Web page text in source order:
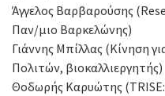
Άγγελος Βαρβαρούσης
Παν/μιο Βαρκελώνης)
Γιάννης Μπίλλας (Κίνηση
Πολιτών, βιοκαλλιεργητής)
Θοδωρής Καρυώτης (TRISE: